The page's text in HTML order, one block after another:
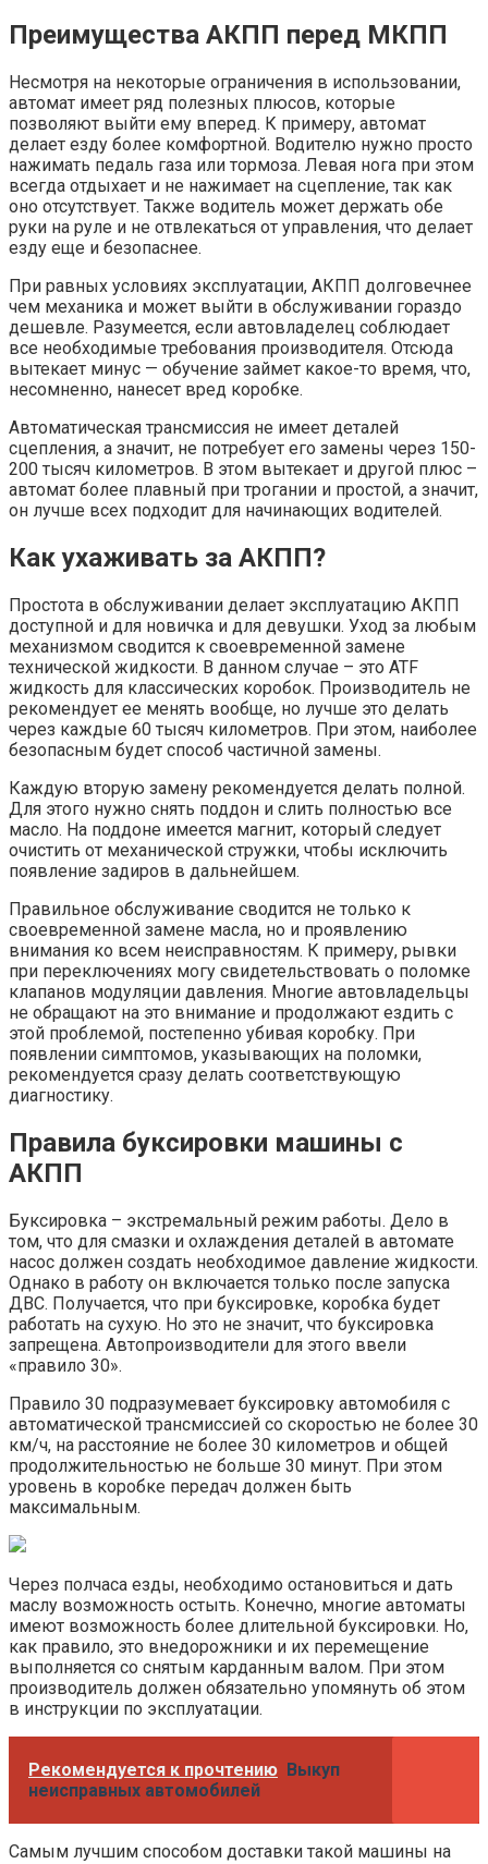
Преимущества АКПП перед МКПП
Несмотря на некоторые ограничения в использовании,
автомат имеет ряд полезных плюсов, которые
позволяют выйти ему вперед. К примеру, автомат
делает езду более комфортной. Водителю нужно просто
нажимать педаль газа или тормоза. Левая нога при этом
всегда отдыхает и не нажимает на сцепление, так как
оно отсутствует. Также водитель может держать обе
руки на руле и не отвлекаться от управления, что делает
езду еще и безопаснее.
При равных условиях эксплуатации, АКПП долговечнее
чем механика и может выйти в обслуживании гораздо
дешевле. Разумеется, если автовладелец соблюдает
все необходимые требования производителя. Отсюда
вытекает минус — обучение займет какое-то время, что,
несомненно, нанесет вред коробке.
Автоматическая трансмиссия не имеет деталей
сцепления, а значит, не потребует его замены через 150-
200 тысяч километров. В этом вытекает и другой плюс –
автомат более плавный при трогании и простой, а значит,
он лучше всех подходит для начинающих водителей.
Как ухаживать за АКПП?
Простота в обслуживании делает эксплуатацию АКПП
доступной и для новичка и для девушки. Уход за любым
механизмом сводится к своевременной замене
технической жидкости. В данном случае – это ATF
жидкость для классических коробок. Производитель не
рекомендует ее менять вообще, но лучше это делать
через каждые 60 тысяч километров. При этом, наиболее
безопасным будет способ частичной замены.
Каждую вторую замену рекомендуется делать полной.
Для этого нужно снять поддон и слить полностью все
масло. На поддоне имеется магнит, который следует
очистить от механической стружки, чтобы исключить
появление задиров в дальнейшем.
Правильное обслуживание сводится не только к
своевременной замене масла, но и проявлению
внимания ко всем неисправностям. К примеру, рывки
при переключениях могу свидетельствовать о поломке
клапанов модуляции давления. Многие автовладельцы
не обращают на это внимание и продолжают ездить с
этой проблемой, постепенно убивая коробку. При
появлении симптомов, указывающих на поломки,
рекомендуется сразу делать соответствующую
диагностику.
Правила буксировки машины с
АКПП
Буксировка – экстремальный режим работы. Дело в
том, что для смазки и охлаждения деталей в автомате
насос должен создать необходимое давление жидкости.
Однако в работу он включается только после запуска
ДВС. Получается, что при буксировке, коробка будет
работать на сухую. Но это не значит, что буксировка
запрещена. Автопроизводители для этого ввели
«правило 30».
Правило 30 подразумевает буксировку автомобиля с
автоматической трансмиссией со скоростью не более 30
км/ч, на расстояние не более 30 километров и общей
продолжительностью не больше 30 минут. При этом
уровень в коробке передач должен быть
максимальным.
Через полчаса езды, необходимо остановиться и дать
маслу возможность остыть. Конечно, многие автоматы
имеют возможность более длительной буксировки. Но,
как правило, это внедорожники и их перемещение
выполняется со снятым карданным валом. При этом
производитель должен обязательно упомянуть об этом
в инструкции по эксплуатации.
Рекомендуется к прочтению Выкуп
неисправных автомобилей
Самым лучшим способом доставки такой машины на